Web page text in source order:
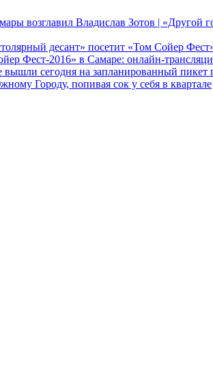
возглавил Владислав Зотов | «Другой
десант» посетит «Том Сойер
Фест-2016» в Самаре: онлайн-
сегодня на запланированный пикет
Городу, попивая сок у себя в квартале